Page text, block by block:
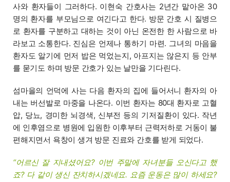
사와 환자들이 그러하다. 이현숙 간호사는 2년간 맡아온 30
명의 환자를 부모님으로 여긴다고 한다. 방문 간호 시 질병으
로 환자를 구분하고 대하는 것이 아닌 온전한 한 사람으로 바
라보고 소통한다. 진심은 언제나 통하기 마련. 그녀의 마음을
환자도 알기에 먼저 밥은 먹었는지, 아프지는 않은지 등 안부
를 묻기도 하며 방문 간호가 있는 날만을 기다린다.
섬마을의 언덕에 사는 다음 환자의 집에 들어서니 환자의 아
내는 버선발로 마중을 나온다. 이번 환자는 80대 환자로 고혈
압, 당뇨, 경미한 뇌경색, 신부전 등의 기저질환이 있다. 작년
에 인후염으로 병원에 입원한 이후부터 근력저하로 거동이 불
편해지면서 욕창이 생겨 방문 진료와 간호를 받게 되었다.
“어르신 잘 지내셨어요? 이번 주말에 자녀분들 오신다고 했
죠? 다 같이 생신 잔치하시겠네요. 요즘 운동은 많이 하세요?